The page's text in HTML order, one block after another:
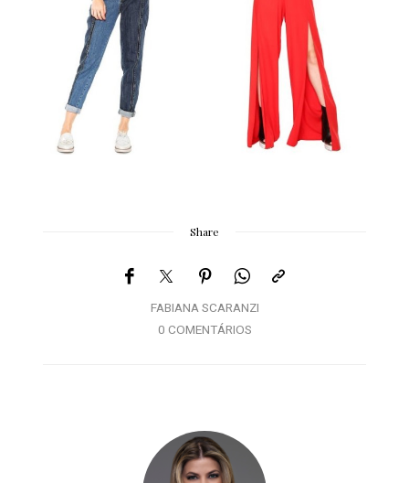
Share
FABIANA SCARANZI
0 COMENTÁRIOS